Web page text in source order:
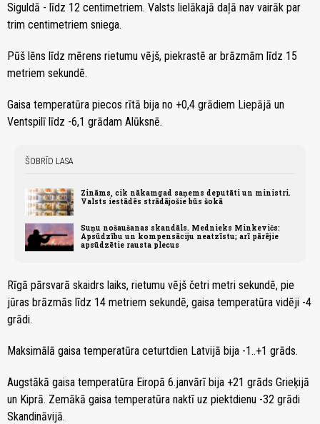
Siguldā - līdz 12 centimetriem. Valsts lielākajā daļā nav vairāk par
trim centimetriem sniega.
Pūš lēns līdz mērens rietumu vējš, piekrastē ar brāzmām līdz 15
metriem sekundē.
Gaisa temperatūra piecos rītā bija no +0,4 grādiem Liepājā un
Ventspilī līdz -6,1 grādam Alūksnē.
ŠOBRĪD LASA
Zināms, cik nākamgad saņems deputāti un ministri.
Valsts iestādēs strādājošie būs šokā
Suņu nošaušanas skandāls. Mednieks Minkevičs:
Apsūdzību un kompensāciju neatzīstu; arī pārējie
apsūdzētie rausta plecus
Rīgā pārsvarā skaidrs laiks, rietumu vējš četri metri sekundē, pie
jūras brāzmās līdz 14 metriem sekundē, gaisa temperatūra vidēji -4
grādi.
Maksimālā gaisa temperatūra ceturtdien Latvijā bija -1..+1 grāds.
Augstākā gaisa temperatūra Eiropā 6.janvārī bija +21 grāds Grieķijā
un Kiprā. Zemākā gaisa temperatūra naktī uz piektdienu -32 grādi
Skandināvijā.